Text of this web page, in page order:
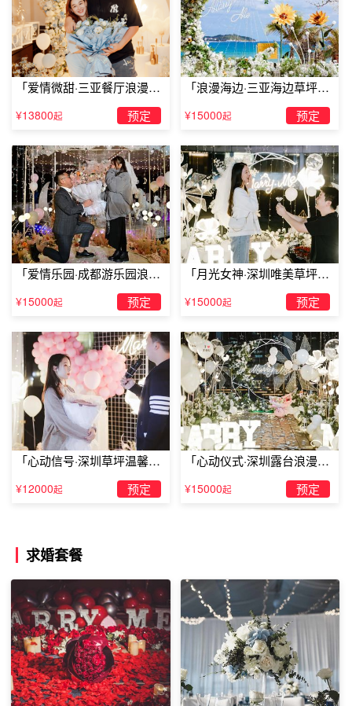
「爱情微甜·三亚餐厅浪漫求
¥13800起 预定
「浪漫海边·三亚海边草坪浪
¥15000起 预定
「爱情乐园·成都游乐园浪漫
¥15000起 预定
「月光女神·深圳唯美草坪浪
¥15000起 预定
「心动信号·深圳草坪温馨求
¥12000起 预定
「心动仪式·深圳露台浪漫求
¥15000起 预定
求婚套餐